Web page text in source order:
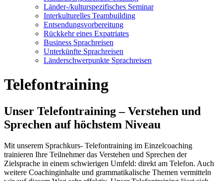
Länder-/kulturspezifisches Seminar
Interkulturelles Teambuilding
Entsendungsvorbereitung
Rückkehr eines Expatriates
Business Sprachreisen
Unterkünfte Sprachreisen
Länderschwerpunkte Sprachreisen
Telefontraining
Unser Telefontraining – Verstehen und
Sprechen auf höchstem Niveau
Mit unserem Sprachkurs- Telefontraining im Einzelcoaching
trainieren Ihre Teilnehmer das Verstehen und Sprechen der
Zielsprache in einem schwierigen Umfeld: direkt am Telefon. Auch
weitere Coachinginhalte und grammatikalische Themen vermitteln